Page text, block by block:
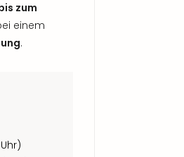
zum
einem
.